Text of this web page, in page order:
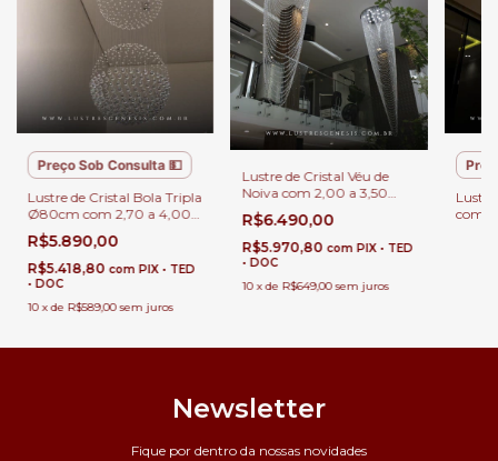
Preço Sob Consulta 💵
Lustre de Cristal Bola Tripla
Ø80cm com 2,70 a 4,00
metros para Casa com Pé
Direito Duplo
R$5.890,00
R$5.418,80 com PIX • TED
• DOC
10 xde R$589,00 sem juros
Lustre de Cristal Véu de
Noiva com 2,00 a 3,50
metros para Casas Pé
Direito Duplo.
R$6.490,00
R$5.970,80 com PIX • TED
• DOC
10 xde R$649,00 sem juros
com
Newsletter
Fique por dentro da nossas novidades